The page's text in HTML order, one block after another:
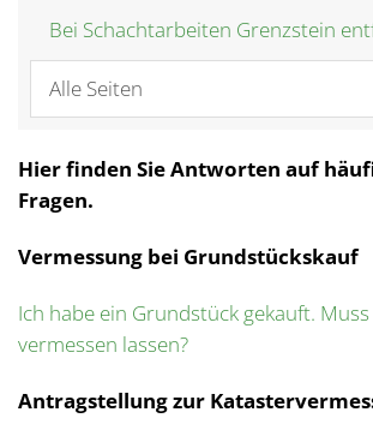
Bei Schachtarbeiten Grenzstein
Alle Seiten
Hier finden Sie Antworten auf
Fragen.
Vermessung bei Grundstückskauf
Ich habe ein Grundstück gekauft. Muss
vermessen lassen?
Antragstellung zur